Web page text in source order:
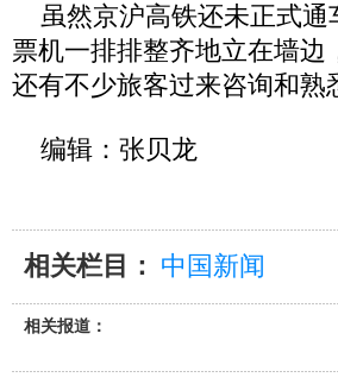
虽然京沪高铁还未正式通
票机一排排整齐地立在墙
还有不少旅客过来咨询和熟
编辑：张贝龙
相关栏目： 中国新闻
相关报道：